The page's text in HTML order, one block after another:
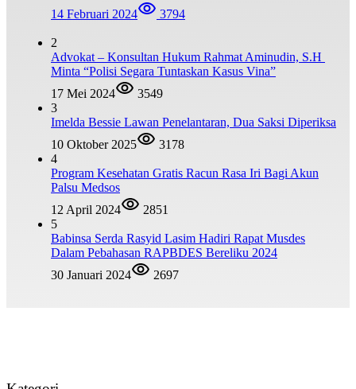
14 Februari 2024
3794
2
Advokat – Konsultan Hukum Rahmat Aminudin, S.H
Minta “Polisi Segara Tuntaskan Kasus Vina”
17 Mei 2024
3549
3
Imelda Bessie Lawan Penelantaran, Dua Saksi Diperiksa
10 Oktober 2025
3178
4
Program Kesehatan Gratis Racun Rasa Iri Bagi Akun
Palsu Medsos
12 April 2024
2851
5
Babinsa Serda Rasyid Lasim Hadiri Rapat Musdes
Dalam Pebahasan RAPBDES Bereliku 2024
30 Januari 2024
2697